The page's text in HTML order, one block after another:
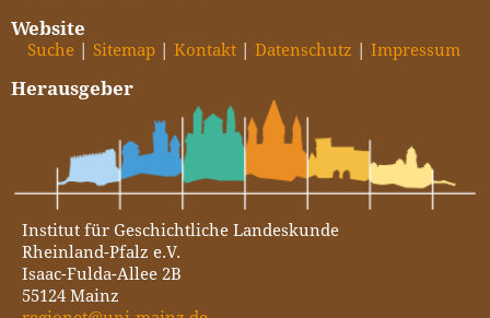
Website
Suche Sitemap Kontakt Datenschutz Impressum
Herausgeber
Institut für Geschichtliche Landeskunde
Rheinland-Pfalz e.V.
Isaac-Fulda-Allee 2B
55124 Mainz